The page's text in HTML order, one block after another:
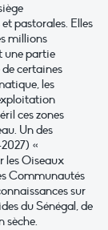
pastorales. Elles
millions
une partie
certaines
les
ces zones
Un des
«
les Oiseaux
Communautés
sur
du Sénégal, de
sèche.